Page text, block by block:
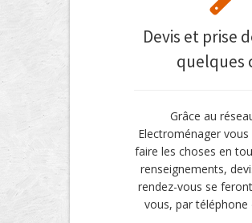
Devis et prise
quelques
Grâce au
Electroménager
faire les choses en
renseignements,
rendez-vous se
vous, par téléphone